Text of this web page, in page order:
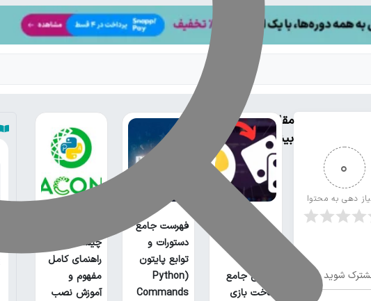
0
دهی به محتوا
شوید
مقالات
بیشتر
آموزش جامع
ساخت بازی
فهرست جامع
دستورات و
توابع پایتون
(Python
Commands
چیست؟
راهنمای کامل
مفهوم و
آموزش نصب